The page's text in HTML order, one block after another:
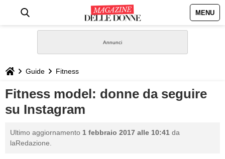
MENU
STILE
BIOGRAFIE
DEFINIZIONI
Guide Fitness
Fitness model: donne da seguire
su Instagram
Ultimo aggiornamento 1 febbraio 2017 alle 10:41 da
laRedazione.